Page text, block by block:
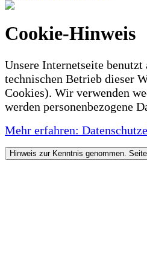
Cookie-Hinweis
Unsere Internetseite
technischen Betrieb dieser
Cookies). Wir verwenden
werden personenbezogene
Mehr erfahren:
Hinweis zur Kenntnis genommen.